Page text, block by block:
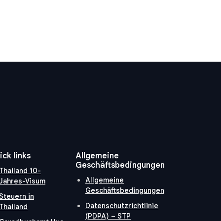
links
Thailand 10-
Visum
in
Thailand
Allgemeine
Geschäftsbedingungen
Allgemeine
Geschäftsbedingungen
Datenschutzrichtlinie
(PDPA) – STP